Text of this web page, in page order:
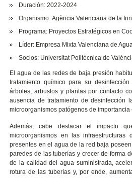
Duración: 2022-2024
Organismo: Agència Valenciana de la
Programa: Proyectos Estratégicos en
Líder: Empresa Mixta Valenciana de
Socios: Universitat Politècnica de
El agua de las redes de baja presión
tratamiento químico para su
árboles, arbustos y plantas por contacto
ausencia de tratamiento de desinfección
microorganismos patógenos de importancia
Además, cabe destacar el impacto
microorganismos en las infraestructuras
presentes en el agua de la red baja
paredes de las tuberías y crecer de forma
de la calidad del agua suministrada,
rotura de las tuberías y, por ende,